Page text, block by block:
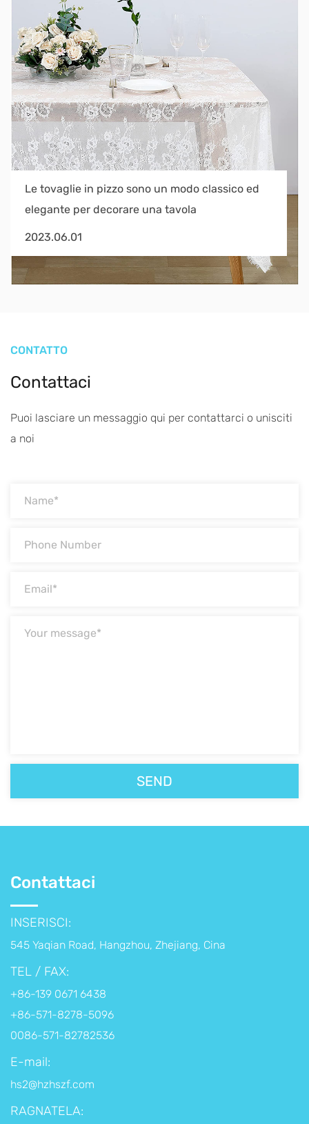
Le tovaglie in pizzo sono un modo classico ed
elegante per decorare una tavola
2023.06.01
CONTATTO
Contattaci
Puoi lasciare un messaggio qui per contattarci o unisciti
a noi
Contattaci
INSERISCI:
545 Yaqian Road, Hangzhou, Zhejiang, Cina
TEL / FAX:
+86-139 0671 6438
+86-571-8278-5096
0086-571-82782536
E-mail:
hs2@hzhszf.com
RAGNATELA: